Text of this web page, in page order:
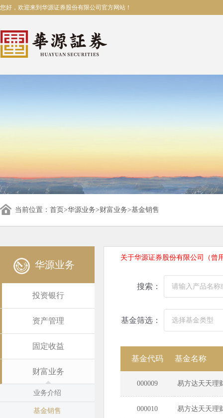
您好，欢迎来到华源证券股份有限公司官方网站！
当前位置： 首页>华源业务>财富业务>基金销售
华源业务
投资银行
资产管理
固定收益
财富业务
业务介绍
基金销售
关于华源证券股份有限公司（曾
搜索：
基金筛选：
基金代码 基金名称
000009 易方达天天理
000010 易方达天天理